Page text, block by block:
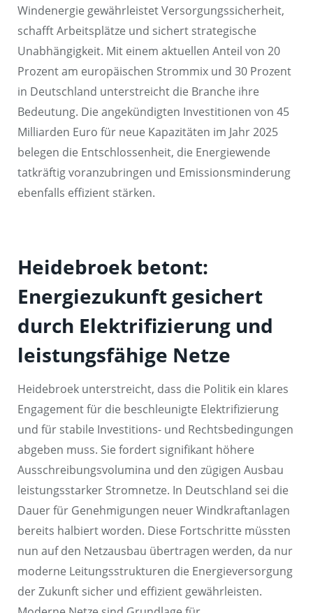
Windenergie gewährleistet Versorgungssicherheit,
schafft Arbeitsplätze und sichert strategische
Unabhängigkeit. Mit einem aktuellen Anteil von 20
Prozent am europäischen Strommix und 30 Prozent
in Deutschland unterstreicht die Branche ihre
Bedeutung. Die angekündigten Investitionen von 45
Milliarden Euro für neue Kapazitäten im Jahr 2025
belegen die Entschlossenheit, die Energiewende
tatkräftig voranzubringen und Emissionsminderung
ebenfalls effizient stärken.
Heidebroek betont:
Energiezukunft gesichert
durch Elektrifizierung und
leistungsfähige Netze
Heidebroek unterstreicht, dass die Politik ein klares
Engagement für die beschleunigte Elektrifizierung
und für stabile Investitions- und Rechtsbedingungen
abgeben muss. Sie fordert signifikant höhere
Ausschreibungsvolumina und den zügigen Ausbau
leistungsstarker Stromnetze. In Deutschland sei die
Dauer für Genehmigungen neuer Windkraftanlagen
bereits halbiert worden. Diese Fortschritte müssten
nun auf den Netzausbau übertragen werden, da nur
moderne Leitungsstrukturen die Energieversorgung
der Zukunft sicher und effizient gewährleisten.